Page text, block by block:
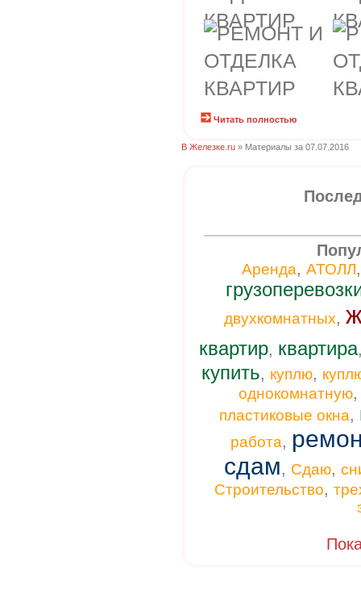
Читать полностью
В Железке.ru » Материалы за 07.07.2016
Аренда, АТОЛЛ
двухкомнатных,
квартир, квартира
купить, куплю,
однокомнатную
пластиковые окна,
работа,
сдам, Сдаю,
Строительство,